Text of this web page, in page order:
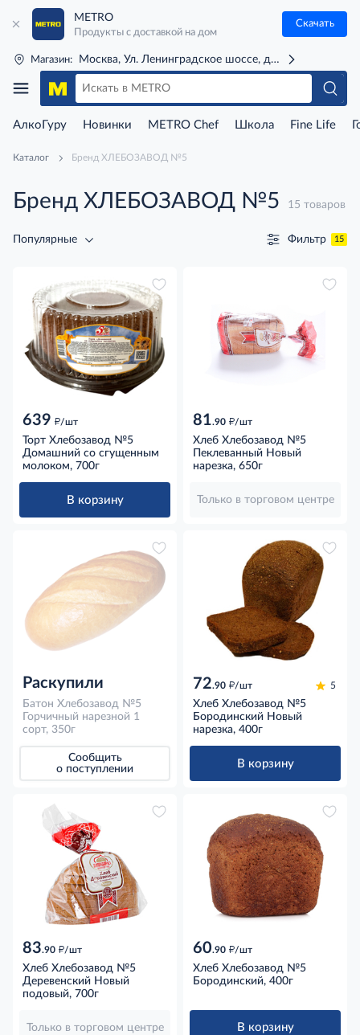
METRO
Продукты с доставкой на дом
Скачать
Магазин: Москва, Ул. Ленинградское шоссе, д. 71Г (м. Речной
АлкоГуру Новинки METRO Chef Школа Fine Life
Каталог Бренд ХЛЕБОЗАВОД №5
Бренд ХЛЕБОЗАВОД №5 15 товаров
Популярные Фильтр 15
639 д/шт
Торт Хлебозавод №5
Домашний со сгущенным
молоком, 700г
В корзину
81.90 д/шт
Хлеб Хлебозавод №5
Пеклеванный Новый
нарезка, 650г
Только в торговом центре
Раскупили
Батон Хлебозавод №5
Горчичный нарезной 1
сорт, 350г
Сообщить
о поступлении
72.90 д/шт 5
Хлеб Хлебозавод №5
Бородинский Новый
нарезка, 400г
В корзину
83.90 д/шт
Хлеб Хлебозавод №5
Деревенский Новый
подовый, 700г
Только в торговом центре
60.90 д/шт
Хлеб Хлебозавод №5
Бородинский, 400г
В корзину